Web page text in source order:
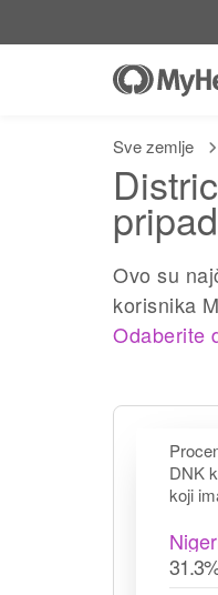
Sve zemlje
Ovo su
korisnika
Odaberite
DNK
koji